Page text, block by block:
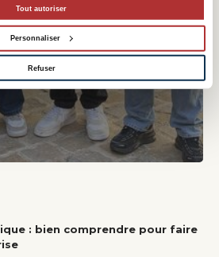
Tout autoriser
Personnaliser
Refuser
: bien comprendre pour faire